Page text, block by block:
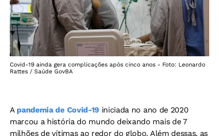
Covid-19 ainda gera complicações após cinco anos - Foto: Leonardo
Rattes / Saúde GovBA
A pandemia de Covid-19 iniciada no ano de 2020
marcou a história do mundo deixando mais de 7
milhões de vítimas ao redor do globo. Além dessas, as